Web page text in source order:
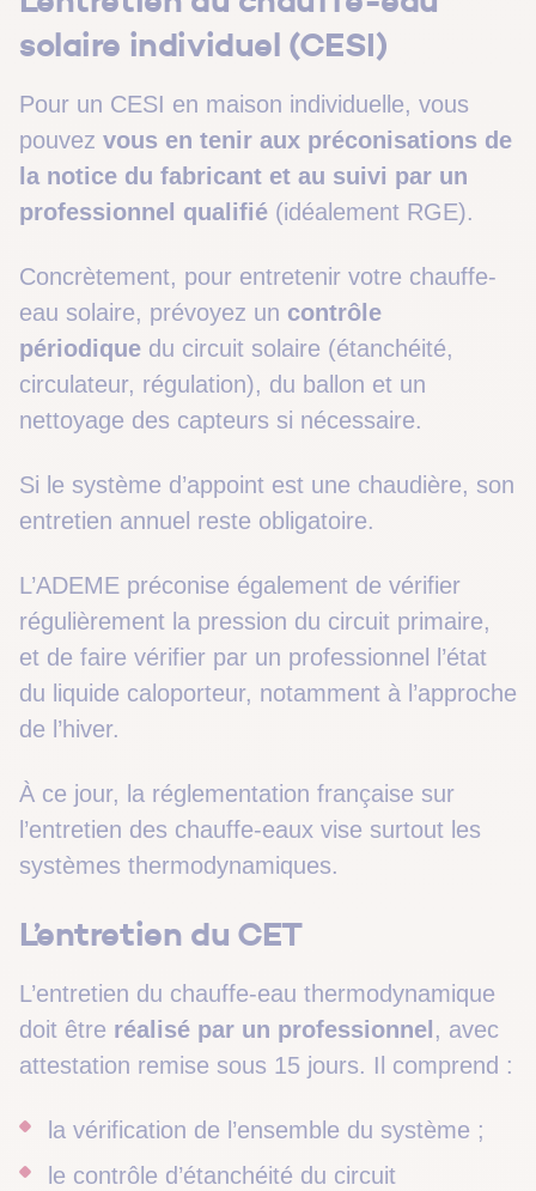
solaire individuel (CESI)
Pour un CESI en maison individuelle, vous
pouvez vous en tenir aux préconisations de
la notice du fabricant et au suivi par un
professionnel qualifié (idéalement RGE).
Concrètement, pour entretenir votre chauffe-
eau solaire, prévoyez un contrôle
périodique du circuit solaire (étanchéité,
circulateur, régulation), du ballon et un
nettoyage des capteurs si nécessaire.
Si le système d’appoint est une chaudière, son
entretien annuel reste obligatoire.
L’ADEME préconise également de vérifier
régulièrement la pression du circuit primaire,
et de faire vérifier par un professionnel l’état
du liquide caloporteur, notamment à l’approche
de l’hiver.
À ce jour, la réglementation française sur
l’entretien des chauffe-eaux vise surtout les
systèmes thermodynamiques.
L’entretien du CET
L’entretien du chauffe-eau thermodynamique
doit être réalisé par un professionnel , avec
attestation remise sous 15 jours. Il comprend :
la vérification de l’ensemble du système ;
le contrôle d’étanchéité du circuit